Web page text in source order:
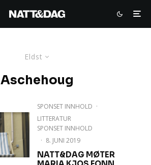
Eldst
Aschehoug
SPONSET INNHOLD ·
LITTERATUR
SPONSET INNHOLD
· 8. JUNI 2019
NATT&DAG MØTER